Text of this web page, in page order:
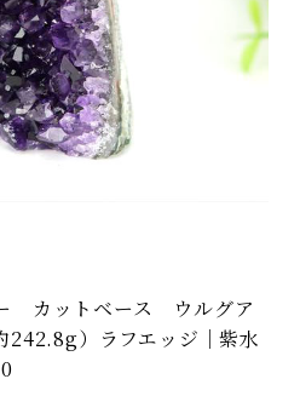
カットベース ウルグア
242.8g）ラフエッジ｜紫水